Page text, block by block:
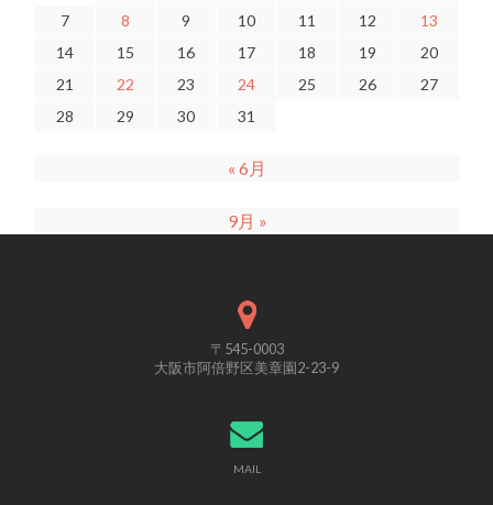
7
8 9 10 11 12
13
14
15 16 17 18 19
20
21
22 23 24 25 26
27
28
29 30 31
« 6月
9月 »
〒545-0003
大阪市阿倍野区美章園2-23-9
MAIL